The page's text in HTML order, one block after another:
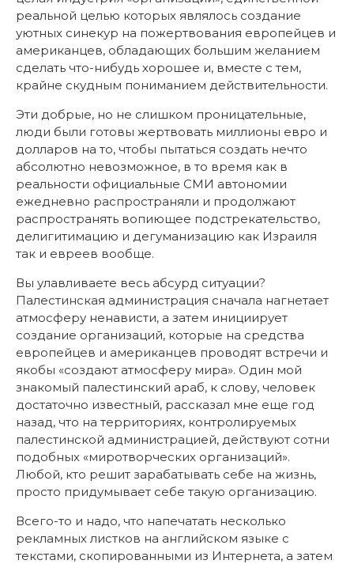
реальной целью которых являлось создание
уютных синекур на пожертвования европейцев и
американцев, обладающих большим желанием
сделать что-нибудь хорошее и, вместе с тем,
крайне скудным пониманием действительности.
Эти добрые, но не слишком проницательные,
люди были готовы жертвовать миллионы евро и
долларов на то, чтобы пытаться создать нечто
абсолютно невозможное, в то время как в
реальности официальные СМИ автономии
ежедневно распространяли и продолжают
распространять вопиющее подстрекательство,
делигитимацию и дегуманизацию как Израиля
так и евреев вообще.
Вы улавливаете весь абсурд ситуации?
Палестинская администрация сначала нагнетает
атмосферу ненависти, а затем инициирует
создание организаций, которые на средства
европейцев и американцев проводят встречи и
якобы «создают атмосферу мира». Один мой
знакомый палестинский араб, к слову, человек
достаточно известный, рассказал мне еще год
назад, что на территориях, контролируемых
палестинской администрацией, действуют сотни
подобных «миротворческих организаций».
Любой, кто решит зарабатывать себе на жизнь,
просто придумывает себе такую организацию.
Всего-то и надо, что напечатать несколько
рекламных листков на английском языке с
текстами, скопированными из Интернета, а затем